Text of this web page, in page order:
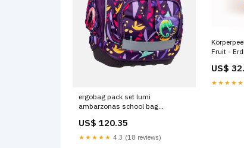
ergobag pack set lumi
ambarzonas school bag
US$ 120.35
★★★★★ 4.3 (18 reviews)
Fruit -
US$
★★★★★